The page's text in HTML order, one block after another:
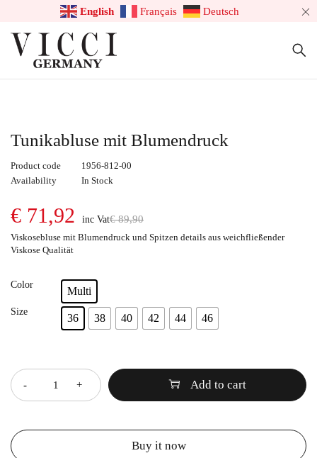
English Français Deutsch
Tunikabluse mit Blumendruck
Product code
1956-812-00
Availability
In Stock
€89,90
€ 71,92
inc Vat
Viskosebluse mit Blumendruck und Spitzen details aus weichfließender
Viskose Qualität
Color
Multi
Size
36 38 40 42 44 46
Add to cart
Buy it now